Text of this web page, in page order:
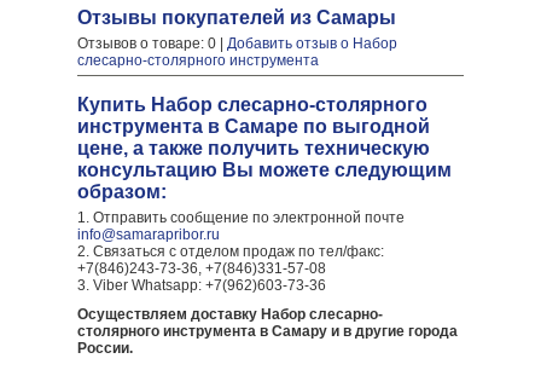
Отзывы покупателей из Самары
Отзывов о товаре: 0 | Добавить отзыв о Набор
слесарно-столярного инструмента
Купить Набор слесарно-столярного
инструмента в Самаре по выгодной
цене, а также получить техническую
консультацию Вы можете следующим
образом:
1. Отправить сообщение по электронной почте
info@samarapribor.ru
2. Связаться с отделом продаж по тел/факс:
+7(846)243-73-36, +7(846)331-57-08
3. Viber Whatsapp: +7(962)603-73-36
Осуществляем доставку Набор слесарно-
столярного инструмента в Самару и в другие города
России.